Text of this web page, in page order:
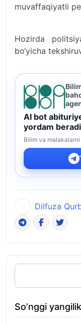
muvaffaqiyatli
Hozirda
bo‘yicha
AI bot
yordam beradi
Bilim va
Dilfuza
So’nggi